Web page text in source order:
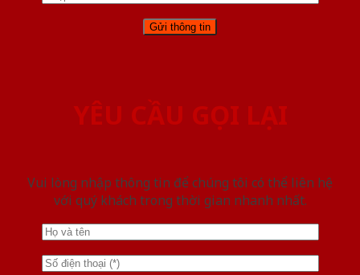
YÊU CẦU GỌI LẠI
Vui lòng nhập thông tin để chúng tôi có thể liên hệ
với quý khách trong thời gian nhanh nhất.